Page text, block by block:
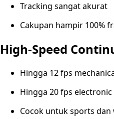
Tracking sangat akurat
Cakupan hampir 100%
High-Speed
Hingga 12 fps
Hingga 20 fps
Cocok untuk sports dan